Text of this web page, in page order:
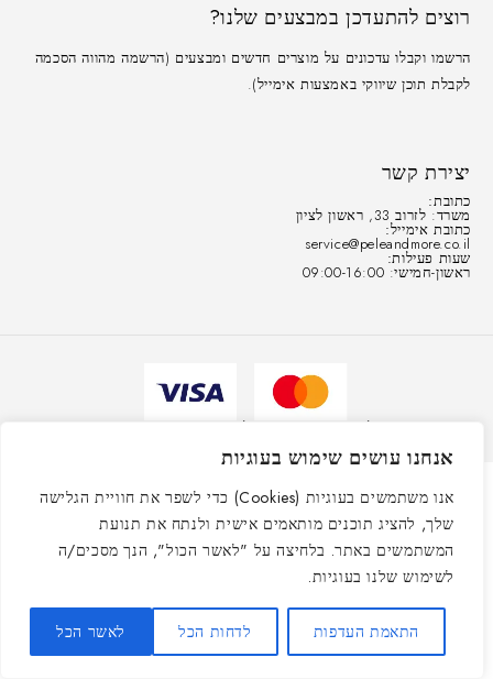
אנחנו עושים שימוש בעוגיות
אנו משתמשים בעוגיות (Cookies) כדי לשפר את חוויית הגלישה
שלך, להציג תוכנים מותאמים אישית ולנתח את תנועת
המשתמשים באתר. בלחיצה על "לאשר הכול", הנך מסכים/ה
לשימוש שלנו בעוגיות.
התאמת העדפות לדחות הכל לאשר הכל
יצירת קשר
כתובת:
משרד: לזרוב 33, ראשון לציון
כתובת אימייל:
service@peleandmore.co.il
שעות פעילות:
ראשון-חמישי: 09:00-16:00
רוצים להתעדכן במבצעים שלנו?
הרשמו וקבלו עדכונים על מוצרים חדשים ומבצעים (הרשמה מהווה הסכמה
לקבלת תוכן שיווקי באמצעות אימייל).
© כל הזכויות שמורות ״פלא אנד מור״ 2021-2025